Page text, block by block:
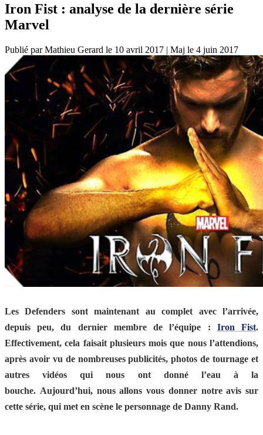
Iron Fist : analyse de la dernière série
Marvel
Publié parMathieu Gerard le 10 avril 2017 | Maj le 4 juin 2017
Les Defenders sont maintenant au complet avec l’arrivée,
depuis peu, du dernier membre de l’équipe : Iron Fist.
Effectivement, cela faisait plusieurs mois que nous l’attendions,
après avoir vu de nombreuses publicités, photos de tournage et
autres vidéos qui nous ont donné l’eau à la
bouche. Aujourd’hui, nous allons vous donner notre avis sur
cette série, qui met en scène le personnage de Danny Rand.